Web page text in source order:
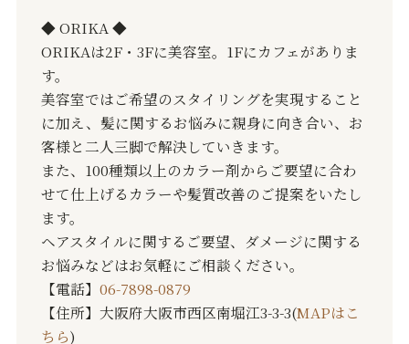
◆ ORIKA ◆
ORIKAは2F・3Fに美容室。1Fにカフェがありま
す。
美容室ではご希望のスタイリングを実現すること
に加え、髪に関するお悩みに親身に向き合い、お
客様と二人三脚で解決していきます。
また、100種類以上のカラー剤からご要望に合わ
せて仕上げるカラーや髪質改善のご提案をいたし
ます。
ヘアスタイルに関するご要望、ダメージに関する
お悩みなどはお気軽にご相談ください。
【電話】 06-7898-0879
【住所】大阪府大阪市西区南堀江3-3-3(MAPはこ
ちら)